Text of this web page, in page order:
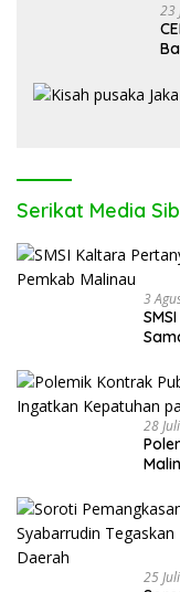
23
Serikat Media
3
28
25